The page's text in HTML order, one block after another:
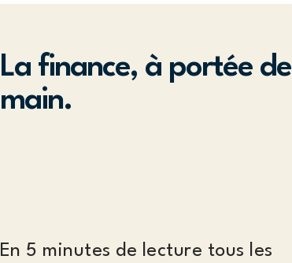
La finance, à portée de
main.
En 5 minutes de lecture tous les